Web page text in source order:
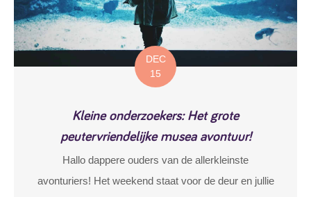
DEC
15
Kleine onderzoekers: Het grote
peutervriendelijke musea avontuur!
Hallo dappere ouders van de allerkleinste
avonturiers! Het weekend staat voor de deur en jullie